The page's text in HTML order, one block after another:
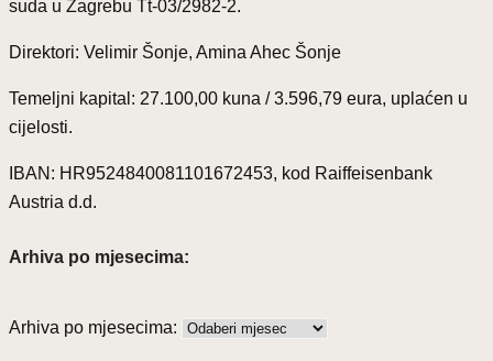
suda u Zagrebu Tt-03/2982-2.
Direktori: Velimir Šonje, Amina Ahec Šonje
Temeljni kapital: 27.100,00 kuna / 3.596,79 eura, uplaćen u
cijelosti.
IBAN: HR9524840081101672453, kod Raiffeisenbank
Austria d.d.
Arhiva po mjesecima:
Arhiva po mjesecima: